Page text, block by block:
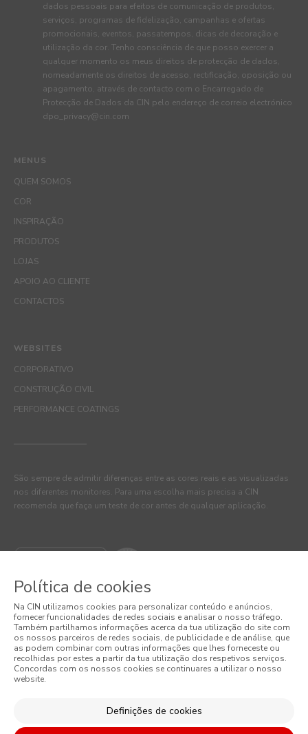
MENUS
QUEM SOMOS
COR
INSPIRAÇÃO
PRODUTOS
LOJAS
APOIO AO CLIENTE
CONTACTOS
dados pessoais para efeitos de comunicação de produtos,
serviços, programas de fidelização, campanhas e ofertas
promocionais, eventos, passatempos, dicas de decoração e
utilização da cor. Tenho consciência de que posso exercer a
qualquer momento os meus direitos de protecção de dados,
nomeadamente os direitos de acesso, rectificação, oposição ou
apagamento, através de contacto com o Encarregado de
Protecção de Dados da CIN pelo endereço de correio electrónico
dpo_privacy@cin.com
WEBSITES
CORPORATIVO
CONSTRUÇÃO CIVIL
PERFORMANCE COATINGS
São sempre de admitir diferenças entre as cores reais e as visualizadas
nos diferentes monitores. Para uma escolha mais precisa a CIN
recomenda que faça um teste de cor antes de qualquer aplicação.
© 2026 CIN, S.A.
Termos e Condições
Política de Privacidade
Política de cookies
Na CIN utilizamos cookies para personalizar conteúdo e anúncios,
fornecer funcionalidades de redes sociais e analisar o nosso tráfego.
Também partilhamos informações acerca da tua utilização do site com
os nossos parceiros de redes sociais, de publicidade e de análise, que
as podem combinar com outras informações que lhes forneceste ou
recolhidas por estes a partir da tua utilização dos respetivos serviços.
Concordas com os nossos cookies se continuares a utilizar o nosso
website.
Definições de cookies